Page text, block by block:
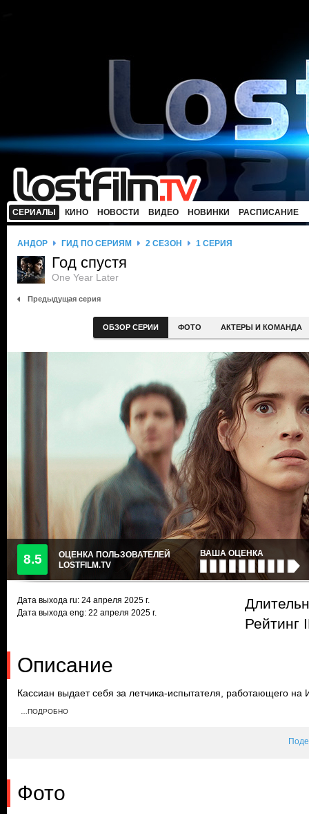
СЕРИАЛЫ КИНО НОВОСТИ ВИДЕО НОВИНКИ РАСПИСАНИЕ
АНДОР ГИД ПО СЕРИЯМ 2 СЕЗОН 1 СЕРИЯ
Год спустя
One Year Later
Предыдущая серия
ОБЗОР СЕРИИ ФОТО АКТЕРЫ И КОМАНДА
8.5
ОЦЕНКА ПОЛЬЗОВАТЕЛЕЙ
LOSTFILM.TV
ВАША ОЦЕНКА
Дата выхода ru: 24 апреля 2025 г.
Дата выхода eng: 22 апреля 2025 г.
Рейтинг
Описание
Кассиан выдает себя за летчика-испытателя, работающего на
корабля. Пока он попадает в засаду банды партизанов в
…ПОДРОБНО
Фото